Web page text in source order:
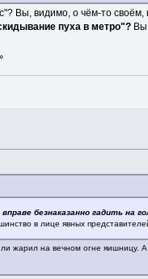
Вы, видимо, о чём-то
пуха в метро"? Вы
безнаказанно гадить на
в лице явных
жарил на вечном огне яишницу.